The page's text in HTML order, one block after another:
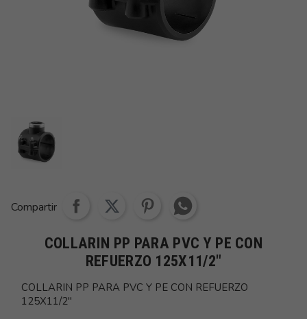
Compartir
COLLARIN PP PARA PVC Y PE CON
REFUERZO 125X11/2"
COLLARIN PP PARA PVC Y PE CON REFUERZO
125X11/2"